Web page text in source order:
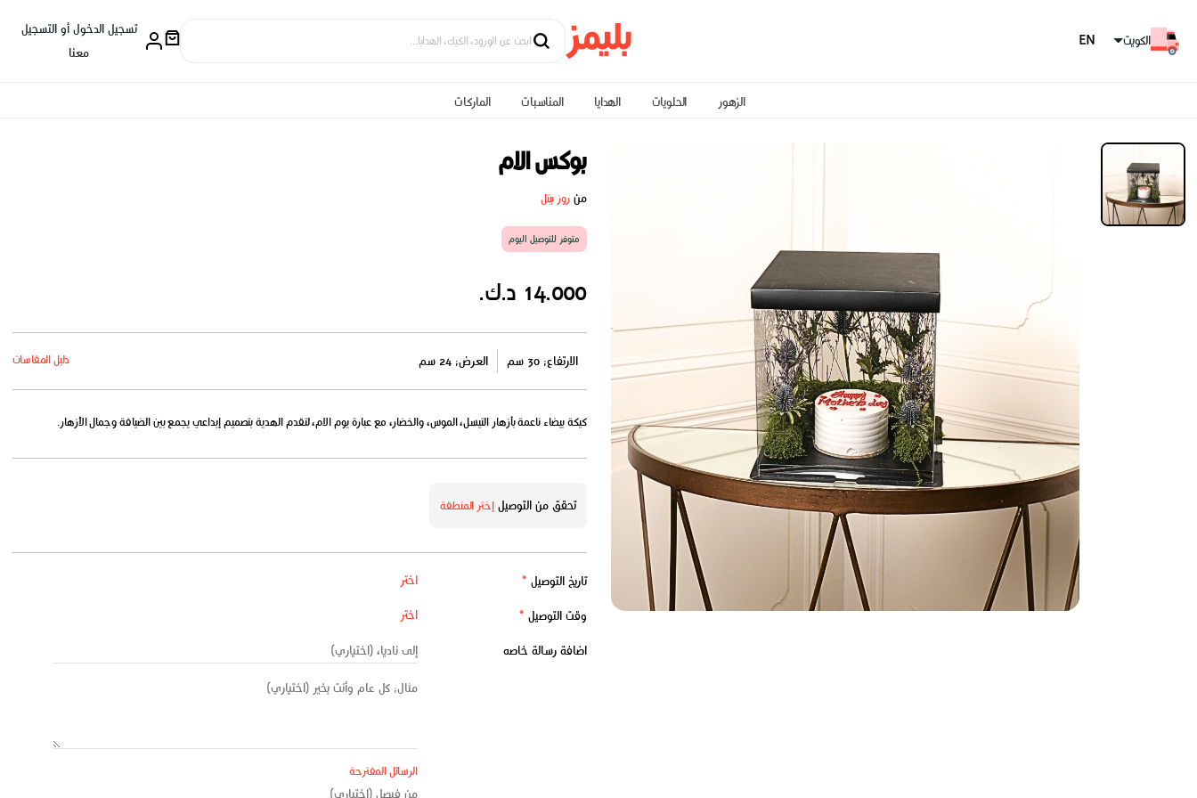
الكويت
تسجيل الدخول أو التسجيل
معنا
الزهور الحلويات الهدايا المناسبات الماركات
بوكس الام
منروز بيتل
متوفر للتوصيل اليوم
14.000 د.ك.
الارتفاع: 30 سم العرض: 24 سم دليل المقاسات
كيكة بيضاء ناعمة بأزهار التيسل، الموس، والخضار، مع عبارة يوم الام، لتقدم الهدية بتصميم إبداعي يجمع بين الضيافة وجمال الأزهار.
تحقق من التوصيلإختر المنطقة
تاريخ التوصيل *
وقت التوصيل *
اضافة رسالة خاصه
الرسائل المقترحة